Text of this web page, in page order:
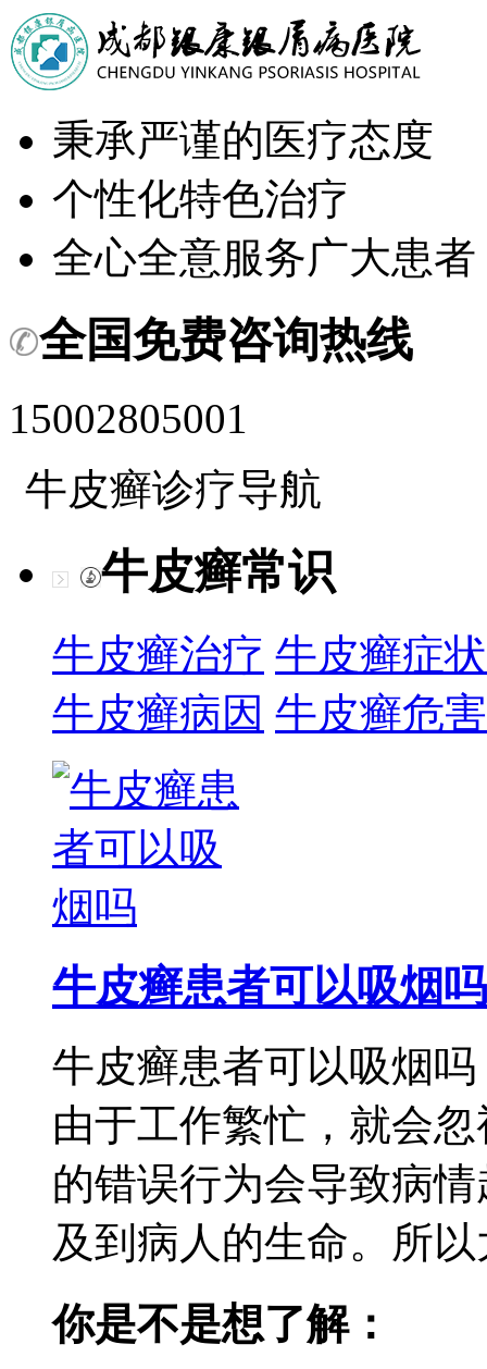
秉承严谨的医疗态度
个性化特色治疗
全心全意服务广大患者
全国免费咨询热线
15002805001
牛皮癣诊疗导航
牛皮癣常识
牛皮癣治疗 牛皮癣症状
牛皮癣病因 牛皮癣危害
牛皮癣患者可以吸烟吗
牛皮癣患者可以吸烟
由于工作繁忙，就会
的错误行为会导致病
及到病人的生命。所
你是不是想了解：